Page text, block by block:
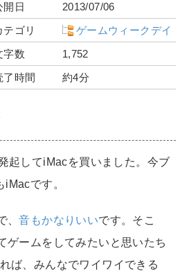
開日
2013/07/06
テゴリ
ゲームウィークデイ
字数
1,752
了時間
約4分
起してiMacを買いました。今ブ
です。
、音もかなりいいです。そこ
ゲームをしてみたいと思いたち
ば、みんなでワイワイできる